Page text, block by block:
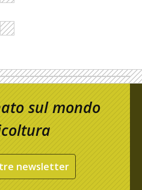
sul mondo
newsletter